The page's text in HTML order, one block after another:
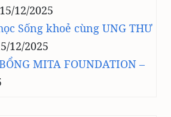
15/12/2025
Sống khoẻ cùng UNG THƯ
12/2025
MITA FOUNDATION –